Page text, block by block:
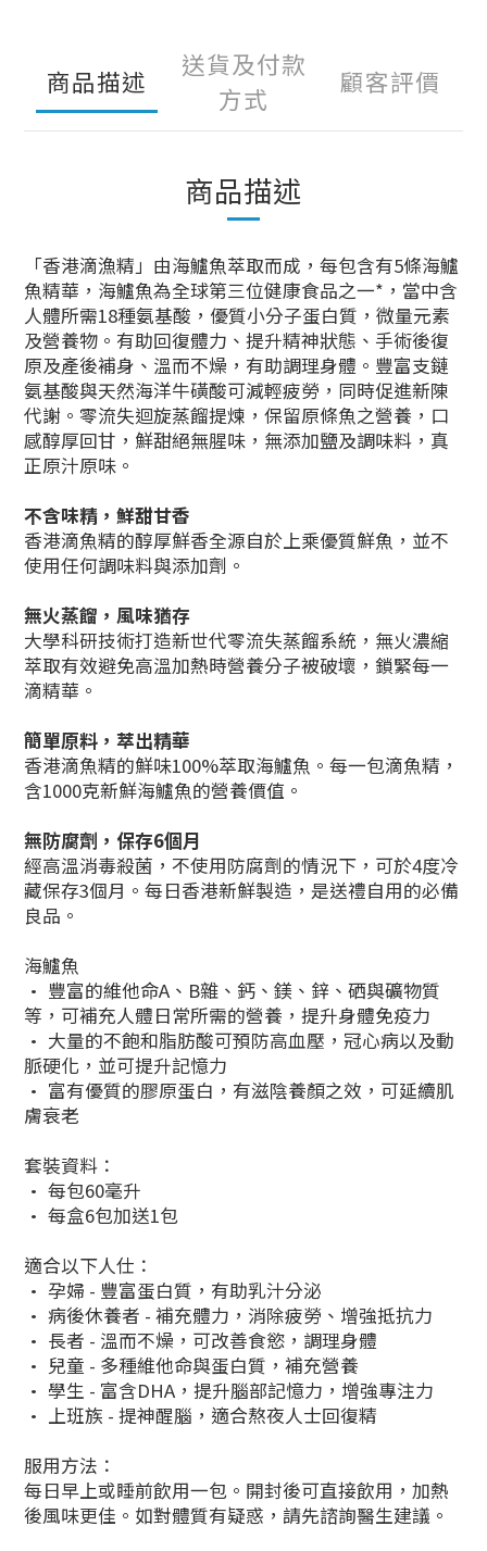
商品描述
送貨及付款
方式
顧客評價
商品描述
「香港滴漁精」由海鱸魚萃取而成，每包含有5條海鱸
魚精華，海鱸魚為全球第三位健康食品之一*，當中含
人體所需18種氨基酸，優質小分子蛋白質，微量元素
及營養物。有助回復體力、提升精神狀態、手術後復
原及產後補身、溫而不燥，有助調理身體。豐富支鏈
氨基酸與天然海洋牛磺酸可減輕疲勞，同時促進新陳
代謝。零流失迴旋蒸餾提煉，保留原條魚之營養，口
感醇厚回甘，鮮甜絕無腥味，無添加鹽及調味料，真
正原汁原味。
不含味精，鮮甜甘香
香港滴魚精的醇厚鮮香全源自於上乘優質鮮魚，並不
使用任何調味料與添加劑。
無火蒸餾，風味猶存
大學科研技術打造新世代零流失蒸餾系統，無火濃縮
萃取有效避免高溫加熱時營養分子被破壞，鎖緊每一
滴精華。
簡單原料，萃出精華
香港滴魚精的鮮味100%萃取海鱸魚。每一包滴魚精，
含1000克新鮮海鱸魚的營養價值。
無防腐劑，保存6個月
經高溫消毒殺菌，不使用防腐劑的情況下，可於4度冷
藏保存3個月。每日香港新鮮製造，是送禮自用的必備
良品。
海鱸魚
• 豐富的維他命A、B雜、鈣、鎂、鋅、硒與礦物質
等，可補充人體日常所需的營養，提升身體免疫力
• 大量的不飽和脂肪酸可預防高血壓，冠心病以及動
脈硬化，並可提升記憶力
• 富有優質的膠原蛋白，有滋陰養顏之效，可延續肌
膚衰老
套裝資料：
• 每包60毫升
• 每盒6包加送1包
適合以下人仕：
• 孕婦 - 豐富蛋白質，有助乳汁分泌
• 病後休養者 - 補充體力，消除疲勞、增強抵抗力
• 長者 - 溫而不燥，可改善食慾，調理身體
• 兒童 - 多種維他命與蛋白質，補充營養
• 學生 - 富含DHA，提升腦部記憶力，增強專注力
• 上班族 - 提神醒腦，適合熬夜人士回復精
服用方法：
每日早上或睡前飲用一包。開封後可直接飲用，加熱
後風味更佳。如對體質有疑惑，請先諮詢醫生建議。